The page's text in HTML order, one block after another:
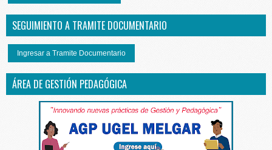
SEGUIMIENTO A TRAMITE DOCUMENTARIO
Ingresar a Tramite Documentario
ÁREA DE GESTIÓN PEDAGÓGICA